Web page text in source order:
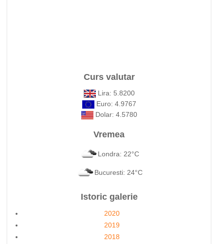
Curs valutar
Lira: 5.8200
Euro: 4.9767
Dolar: 4.5780
Vremea
Londra: 22°C
Bucuresti: 24°C
Istoric galerie
2020
2019
2018